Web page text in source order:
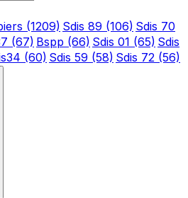
(1209) Sdis 89 (106) Sdis 70
(67) Bspp (66) Sdis 01 (65) Sdis
(60) Sdis 59 (58) Sdis 72 (56)